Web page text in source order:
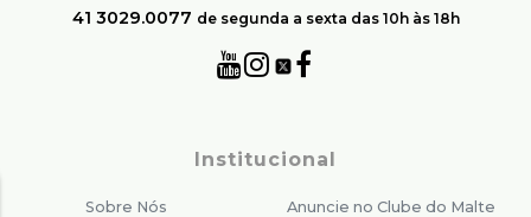
41 3029.0077 de segunda a sexta das 10h às 18h
Institucional
Sobre Nós
Anuncie no Clube do Malte